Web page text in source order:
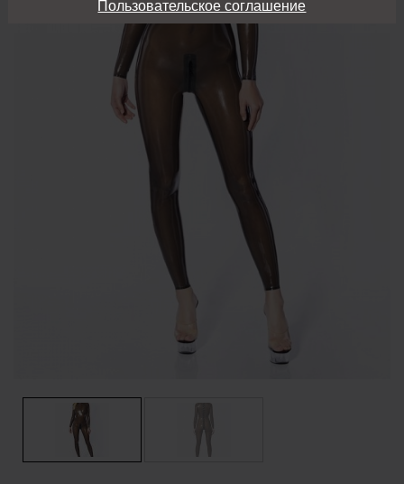
Пользовательское соглашение